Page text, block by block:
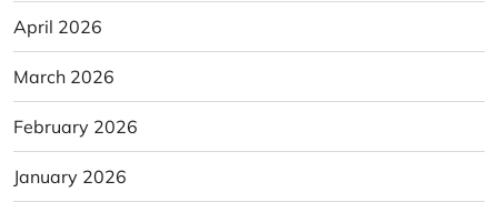
April 2026
March 2026
February 2026
January 2026